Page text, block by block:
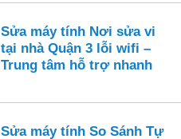
Sửa máy tính Nơi sửa vi
tại nhà Quận 3 lỗi wifi –
Trung tâm hỗ trợ nhanh
Sửa máy tính So Sánh Tự